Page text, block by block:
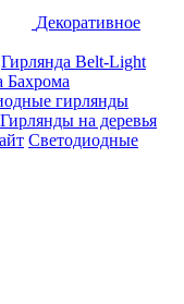
Декоративное
Гирлянда Belt-Light
Бахрома
гирлянды
Гирлянды на деревья
Светодиодные